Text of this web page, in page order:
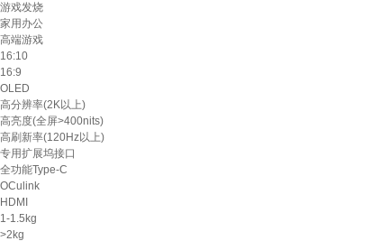
游戏发烧
家用办公
高端游戏
16:10
16:9
OLED
高分辨率(2K以上)
高亮度(全屏>400nits)
高刷新率(120Hz以上)
专用扩展坞接口
全功能Type-C
OCulink
HDMI
1-1.5kg
>2kg